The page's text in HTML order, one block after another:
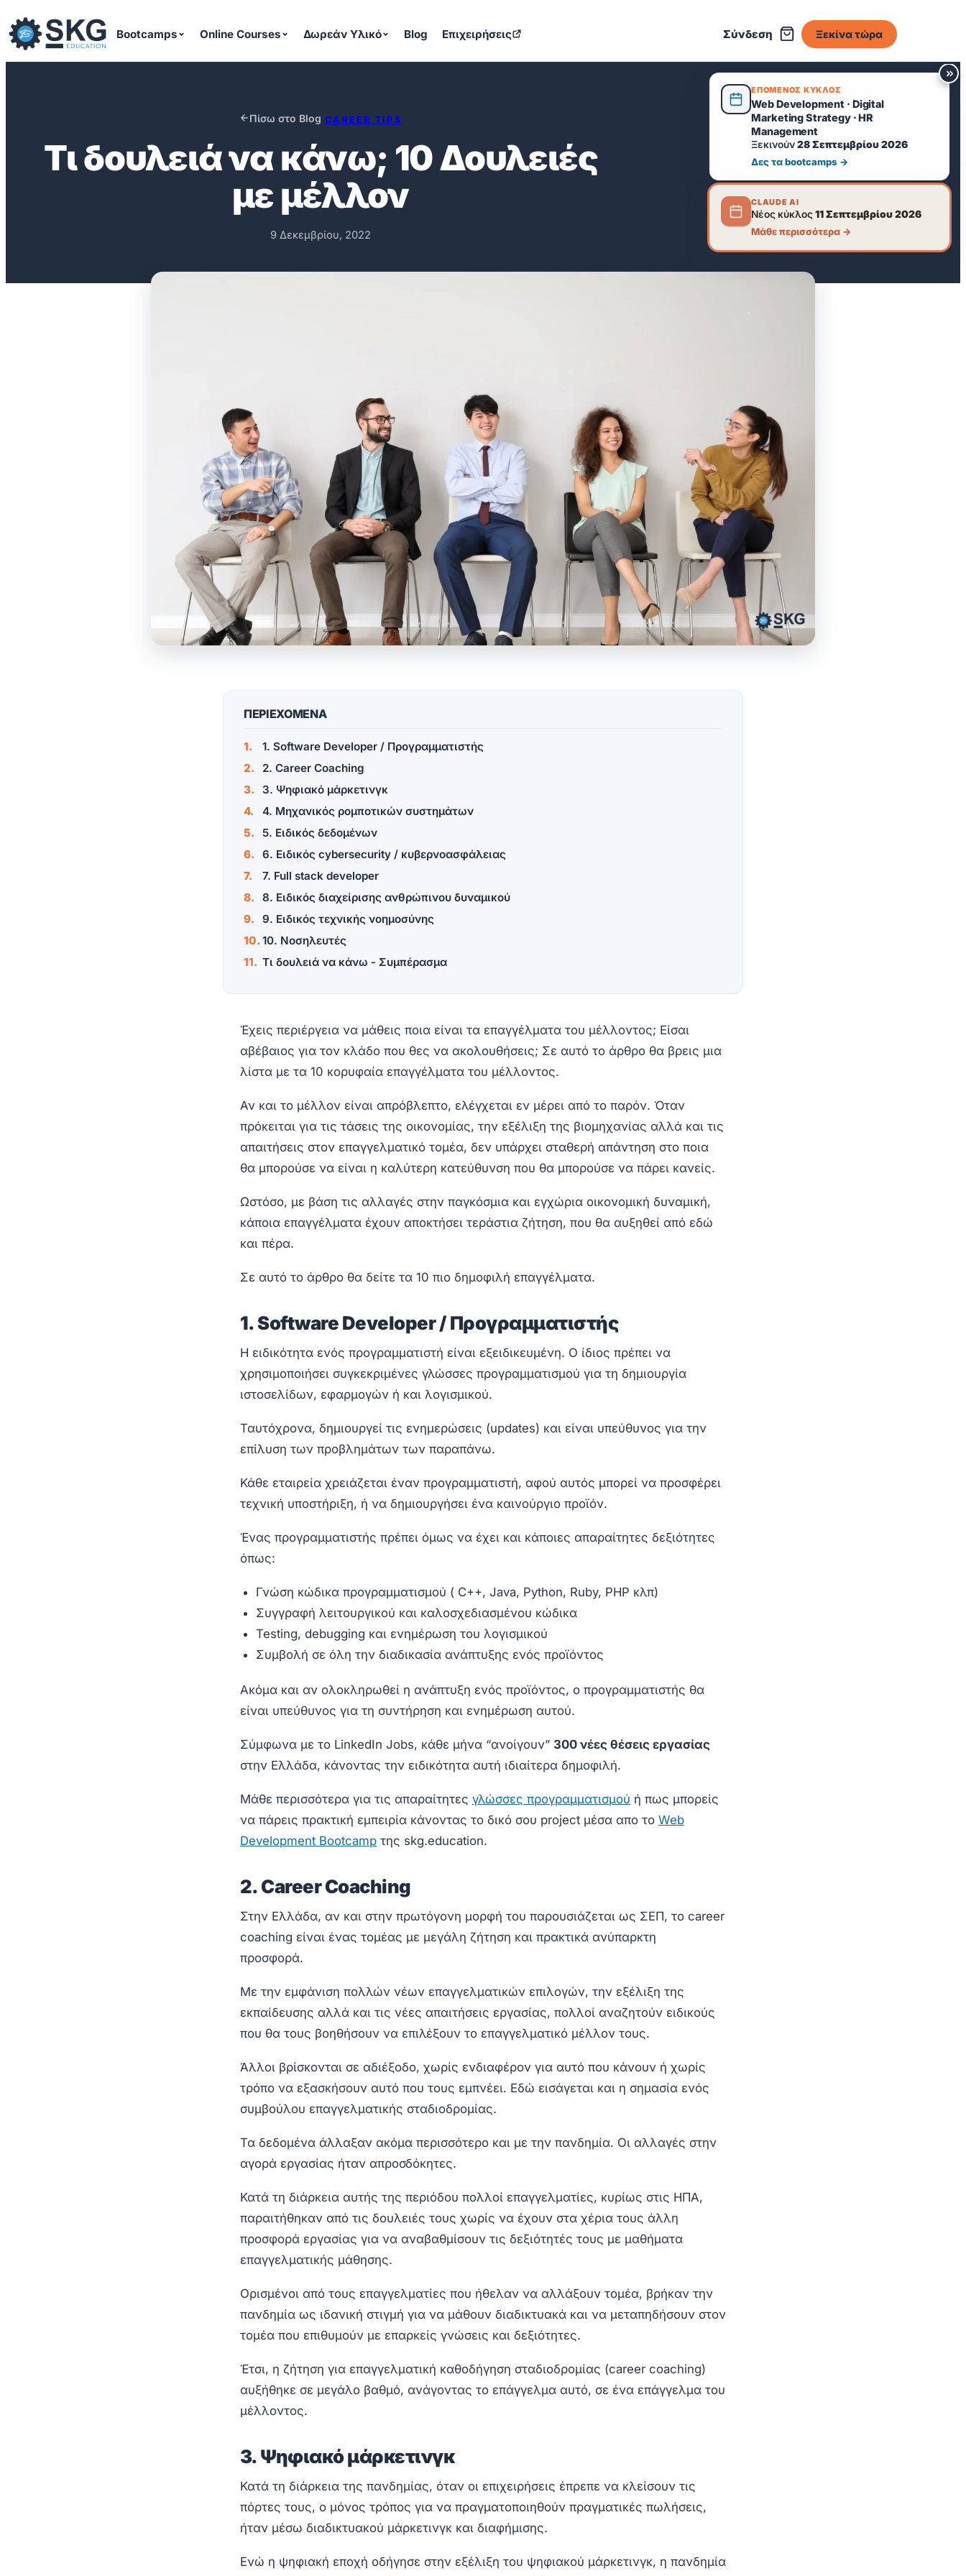
Μετάβαση
στο
περιεχόμενο
Bootcamps Online Courses Δωρεάν Υλικό Blog Επιχειρήσεις Σύνδεση Ξεκίνα τώρα
Πίσω στο Blog CAREER TIPS
Τι δουλειά να κάνω; 10 Δουλειές
με μέλλον
9 Δεκεμβρίου, 2022
ΠΕΡΙΕΧΟΜΕΝΑ
1. Software Developer / Προγραμματιστής
2. Career Coaching
3. Ψηφιακό μάρκετινγκ
4. Μηχανικός ρομποτικών συστημάτων
5. Ειδικός δεδομένων
6. Ειδικός cybersecurity / κυβερνοασφάλειας
7. Full stack developer
8. Ειδικός διαχείρισης ανθρώπινου δυναμικού
9. Ειδικός τεχνικής νοημοσύνης
10. Νοσηλευτές
Τι δουλειά να κάνω - Συμπέρασμα
Έχεις περιέργεια να μάθεις ποια είναι τα επαγγέλματα του μέλλοντος; Είσαι
αβέβαιος για τον κλάδο που θες να ακολουθήσεις; Σε αυτό το άρθρο θα βρεις μια
λίστα με τα 10 κορυφαία επαγγέλματα του μέλλοντος.
Αν και το μέλλον είναι απρόβλεπτο, ελέγχεται εν μέρει από το παρόν. Όταν
πρόκειται για τις τάσεις της οικονομίας, την εξέλιξη της βιομηχανίας αλλά και τις
απαιτήσεις στον επαγγελματικό τομέα, δεν υπάρχει σταθερή απάντηση στο ποια
θα μπορούσε να είναι η καλύτερη κατεύθυνση που θα μπορούσε να πάρει κανείς.
Ωστόσο, με βάση τις αλλαγές στην παγκόσμια και εγχώρια οικονομική δυναμική,
κάποια επαγγέλματα έχουν αποκτήσει τεράστια ζήτηση, που θα αυξηθεί από εδώ
και πέρα.
Σε αυτό το άρθρο θα δείτε τα 10 πιο δημοφιλή επαγγέλματα.
1. Software Developer / Προγραμματιστής
Η ειδικότητα ενός προγραμματιστή είναι εξειδικευμένη. Ο ίδιος πρέπει να
χρησιμοποιήσει συγκεκριμένες γλώσσες προγραμματισμού για τη δημιουργία
ιστοσελίδων, εφαρμογών ή και λογισμικού.
Ταυτόχρονα, δημιουργεί τις ενημερώσεις (updates) και είναι υπεύθυνος για την
επίλυση των προβλημάτων των παραπάνω.
Κάθε εταιρεία χρειάζεται έναν προγραμματιστή, αφού αυτός μπορεί να προσφέρει
τεχνική υποστήριξη, ή να δημιουργήσει ένα καινούργιο προϊόν.
Ένας προγραμματιστής πρέπει όμως να έχει και κάποιες απαραίτητες δεξιότητες
όπως:
Γνώση κώδικα προγραμματισμού ( C++, Java, Python, Ruby, PHP κλπ)
Συγγραφή λειτουργικού και καλοσχεδιασμένου κώδικα
Testing, debugging και ενημέρωση του λογισμικού
Συμβολή σε όλη την διαδικασία ανάπτυξης ενός προϊόντος
Ακόμα και αν ολοκληρωθεί η ανάπτυξη ενός προϊόντος, ο προγραμματιστής θα
είναι υπεύθυνος για τη συντήρηση και ενημέρωση αυτού.
Σύμφωνα με το LinkedIn Jobs, κάθε μήνα “ανοίγουν” 300 νέες θέσεις εργασίας
στην Ελλάδα, κάνοντας την ειδικότητα αυτή ιδιαίτερα δημοφιλή.
Μάθε περισσότερα για τις απαραίτητες γλώσσες προγραμματισμού ή πως μπορείς
να πάρεις πρακτική εμπειρία κάνοντας το δικό σου project μέσα απο το Web
Development Bootcamp της skg.education.
2. Career Coaching
Στην Ελλάδα, αν και στην πρωτόγονη μορφή του παρουσιάζεται ως ΣΕΠ, το career
coaching είναι ένας τομέας με μεγάλη ζήτηση και πρακτικά ανύπαρκτη
προσφορά.
Με την εμφάνιση πολλών νέων επαγγελματικών επιλογών, την εξέλιξη της
εκπαίδευσης αλλά και τις νέες απαιτήσεις εργασίας, πολλοί αναζητούν ειδικούς
που θα τους βοηθήσουν να επιλέξουν το επαγγελματικό μέλλον τους.
Άλλοι βρίσκονται σε αδιέξοδο, χωρίς ενδιαφέρον για αυτό που κάνουν ή χωρίς
τρόπο να εξασκήσουν αυτό που τους εμπνέει. Εδώ εισάγεται και η σημασία ενός
συμβούλου επαγγελματικής σταδιοδρομίας.
Τα δεδομένα άλλαξαν ακόμα περισσότερο και με την πανδημία. Οι αλλαγές στην
αγορά εργασίας ήταν απροσδόκητες.
Κατά τη διάρκεια αυτής της περιόδου πολλοί επαγγελματίες, κυρίως στις ΗΠΑ,
παραιτήθηκαν από τις δουλειές τους χωρίς να έχουν στα χέρια τους άλλη
προσφορά εργασίας για να αναβαθμίσουν τις δεξιότητές τους με μαθήματα
επαγγελματικής μάθησης.
Ορισμένοι από τους επαγγελματίες που ήθελαν να αλλάξουν τομέα, βρήκαν την
πανδημία ως ιδανική στιγμή για να μάθουν διαδικτυακά και να μεταπηδήσουν στον
τομέα που επιθυμούν με επαρκείς γνώσεις και δεξιότητες.
Έτσι, η ζήτηση για επαγγελματική καθοδήγηση σταδιοδρομίας (career coaching)
αυξήθηκε σε μεγάλο βαθμό, ανάγοντας το επάγγελμα αυτό, σε ένα επάγγελμα του
μέλλοντος.
3. Ψηφιακό μάρκετινγκ
Κατά τη διάρκεια της πανδημίας, όταν οι επιχειρήσεις έπρεπε να κλείσουν τις
πόρτες τους, ο μόνος τρόπος για να πραγματοποιηθούν πραγματικές πωλήσεις,
ήταν μέσω διαδικτυακού μάρκετινγκ και διαφήμισης.
Ενώ η ψηφιακή εποχή οδήγησε στην εξέλιξη του ψηφιακού μάρκετινγκ, η πανδημία
ΕΠΟΜΕΝΟΣ ΚΥΚΛΟΣ
Web Development · Digital
Marketing Strategy · HR
Management
Ξεκινούν28 Σεπτεμβρίου 2026
Δες τα bootcamps →
CLAUDE AI
Νέος κύκλος11 Σεπτεμβρίου 2026
Μάθε περισσότερα →